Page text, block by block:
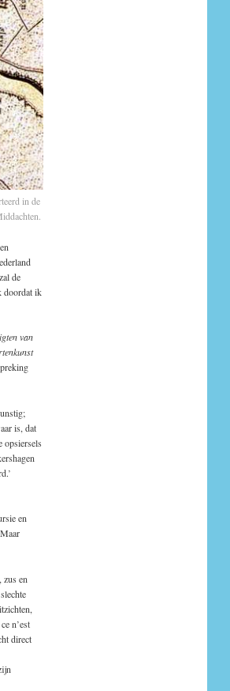
in de
de
doordat ik
van
is, dat
opsiersels
en
en
n’est
direct